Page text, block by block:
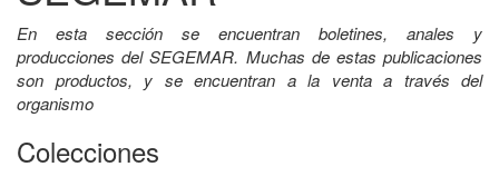
En esta sección se encuentran boletines, anales y
producciones del SEGEMAR. Muchas de estas publicaciones
son productos, y se encuentran a la venta a través del
organismo
Colecciones